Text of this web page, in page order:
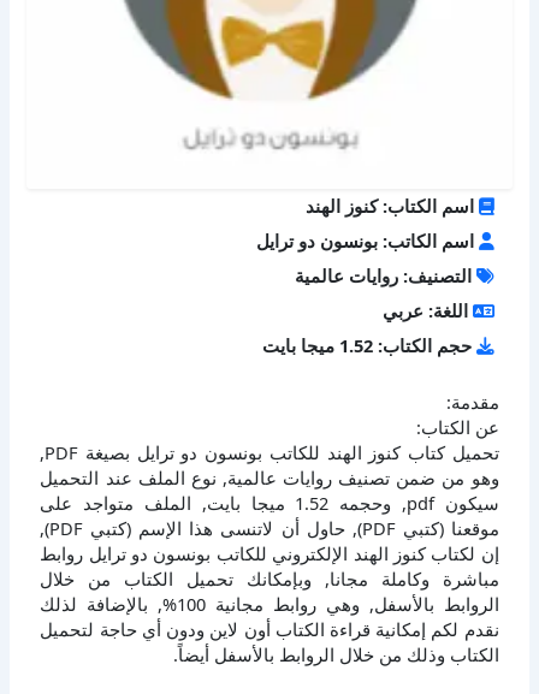
اسم الكتاب: كنوز الهند
اسم الكاتب: بونسون دو ترايل
التصنيف: روايات عالمية
اللغة: عربي
حجم الكتاب: 1.52 ميجا بايت
مقدمة:
عن الكتاب:
تحميل كتاب كنوز الهند للكاتب بونسون دو ترايل بصيغة PDF,
وهو من ضمن تصنيف روايات عالمية, نوع الملف عند التحميل
سيكون pdf, وحجمه 1.52 ميجا بايت, الملف متواجد على
موقعنا (كتبي PDF), حاول أن لاتنسى هذا الإسم (كتبي PDF),
إن لكتاب كنوز الهند الإلكتروني للكاتب بونسون دو ترايل روابط
مباشرة وكاملة مجانا, وبإمكانك تحميل الكتاب من خلال
الروابط بالأسفل, وهي روابط مجانية 100%, بالإضافة لذلك
نقدم لكم إمكانية قراءة الكتاب أون لاين ودون أي حاجة لتحميل
الكتاب وذلك من خلال الروابط بالأسفل أيضاً.